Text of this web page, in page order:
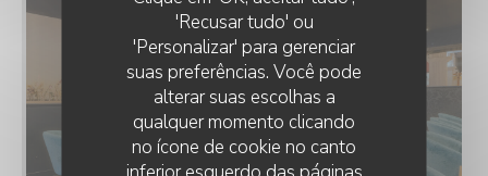
'Recusar tudo' ou
'Personalizar' para gerenciar
suas preferências. Você pode
alterar suas escolhas a
qualquer momento clicando
no ícone de cookie no canto